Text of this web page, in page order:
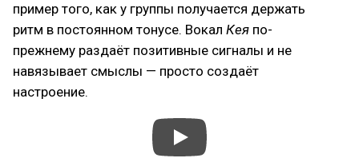
пример того, как у группы получается держать
ритм в постоянном тонусе. Вокал Кея по-
прежнему раздаёт позитивные сигналы и не
навязывает смыслы — просто создаёт
настроение.